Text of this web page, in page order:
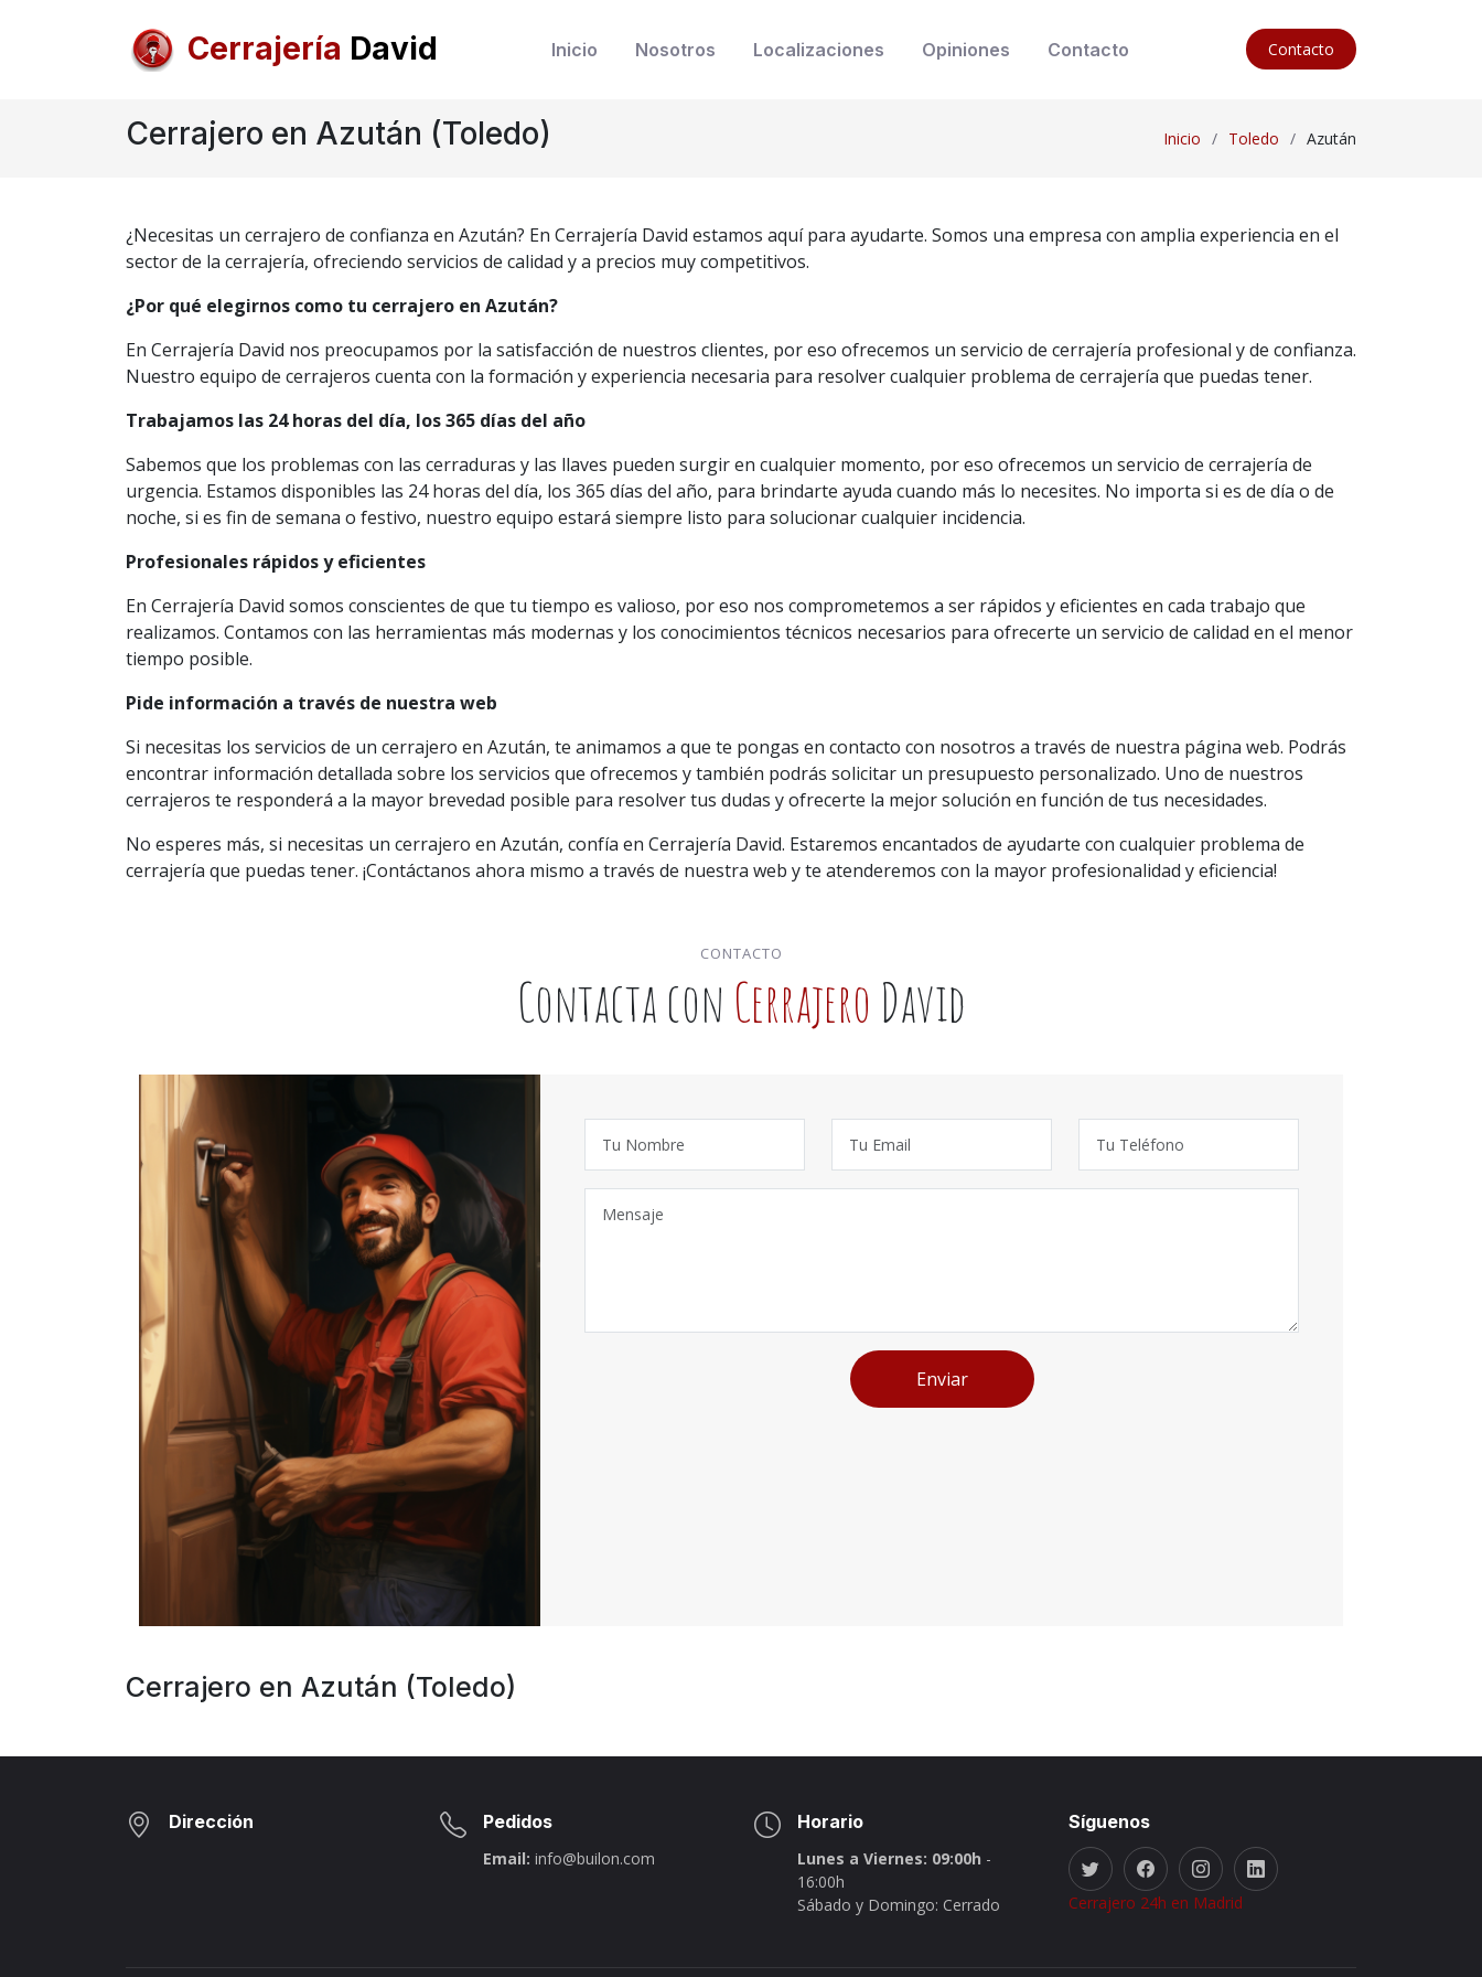
Cerrajería David Inicio Nosotros Localizaciones Opiniones Contacto Contacto
Cerrajero en Azután (Toledo) Inicio Toledo Azután
¿Necesitas un cerrajero de confianza en Azután? En Cerrajería David estamos aquí para ayudarte. Somos una empresa con amplia experiencia en el
sector de la cerrajería, ofreciendo servicios de calidad y a precios muy competitivos.
¿Por qué elegirnos como tu cerrajero en Azután?
En Cerrajería David nos preocupamos por la satisfacción de nuestros clientes, por eso ofrecemos un servicio de cerrajería profesional y de confianza.
Nuestro equipo de cerrajeros cuenta con la formación y experiencia necesaria para resolver cualquier problema de cerrajería que puedas tener.
Trabajamos las 24 horas del día, los 365 días del año
Sabemos que los problemas con las cerraduras y las llaves pueden surgir en cualquier momento, por eso ofrecemos un servicio de cerrajería de
urgencia. Estamos disponibles las 24 horas del día, los 365 días del año, para brindarte ayuda cuando más lo necesites. No importa si es de día o de
noche, si es fin de semana o festivo, nuestro equipo estará siempre listo para solucionar cualquier incidencia.
Profesionales rápidos y eficientes
En Cerrajería David somos conscientes de que tu tiempo es valioso, por eso nos comprometemos a ser rápidos y eficientes en cada trabajo que
realizamos. Contamos con las herramientas más modernas y los conocimientos técnicos necesarios para ofrecerte un servicio de calidad en el menor
tiempo posible.
Pide información a través de nuestra web
Si necesitas los servicios de un cerrajero en Azután, te animamos a que te pongas en contacto con nosotros a través de nuestra página web. Podrás
encontrar información detallada sobre los servicios que ofrecemos y también podrás solicitar un presupuesto personalizado. Uno de nuestros
cerrajeros te responderá a la mayor brevedad posible para resolver tus dudas y ofrecerte la mejor solución en función de tus necesidades.
No esperes más, si necesitas un cerrajero en Azután, confía en Cerrajería David. Estaremos encantados de ayudarte con cualquier problema de
cerrajería que puedas tener. ¡Contáctanos ahora mismo a través de nuestra web y te atenderemos con la mayor profesionalidad y eficiencia!
CONTACTO
Contacta con Cerrajero David
Enviar
Cerrajero en Azután (Toledo)
Dirección Pedidos
Email: info@builon.com
Horario
Lunes a Viernes: 09:00h -
16:00h
Sábado y Domingo: Cerrado
Síguenos
Cerrajero 24h en Madrid